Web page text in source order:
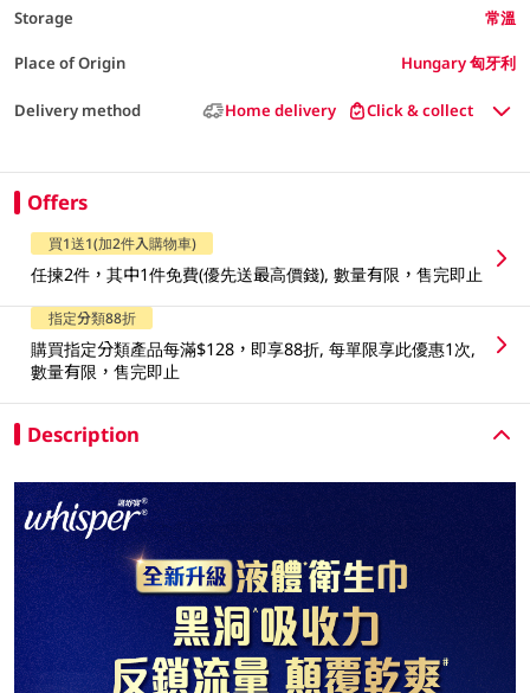
Storage 常溫
Place of Origin Hungary 匈牙利
Delivery method Home delivery Click & collect
Offers
買1送1(加2件入購物車)
任揀2件，其中1件免費(優先送最高價錢), 數量有限，售完即止
指定分類88折
購買指定分類產品每滿$128，即享88折, 每單限享此優惠1次,
數量有限，售完即止
Description